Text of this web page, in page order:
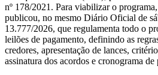
nº 178/2021. Para viabilizar o
publicou, no mesmo Diário Oficial de
13.777/2026, que regulamenta todo o
leilões de pagamento, definindo as
credores, apresentação de lances,
assinatura dos acordos e cronograma de